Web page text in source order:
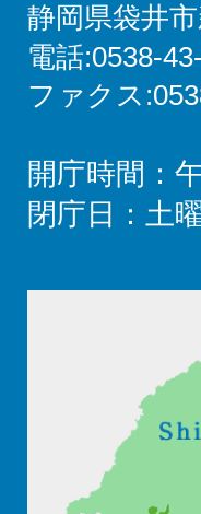
静岡県袋井
電話:0538-
ファクス
開庁時間：
閉庁日：土